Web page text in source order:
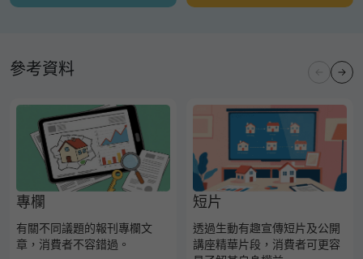
參考資料
專欄
有關不同議題的報刊專欄文
章，消費者不容錯過。
短片
透過生動有趣宣傳短片及公開
講座精華片段，消費者可更容